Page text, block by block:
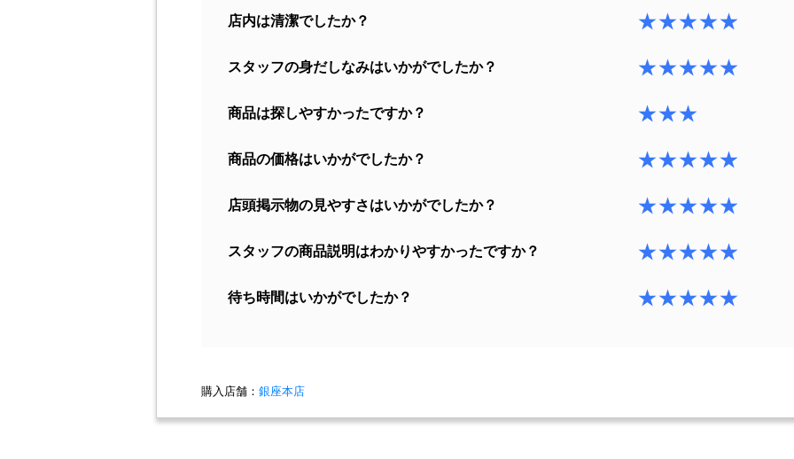
店内は清潔でしたか？ ★★★★★
スタッフの身だしなみはいかがでしたか？ ★★★★★
商品は探しやすかったですか？ ★★★
商品の価格はいかがでしたか？ ★★★★★
店頭掲示物の見やすさはいかがでしたか？ ★★★★★
スタッフの商品説明はわかりやすかったですか？ ★★★★★
待ち時間はいかがでしたか？ ★★★★★
購入店舗： 銀座本店